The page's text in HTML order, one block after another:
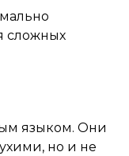
сложных
языком. Они
но и не